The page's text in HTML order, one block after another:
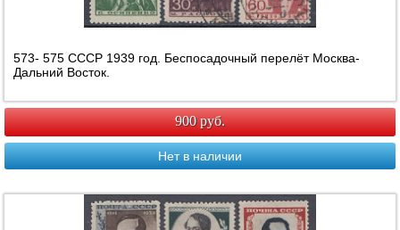
573- 575 СССР 1939 год. Беспосадочный перелёт Москва-
Дальний Восток.
900 руб.
Нет в наличии